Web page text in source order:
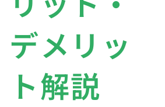
デメリッ
ト解説